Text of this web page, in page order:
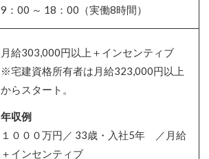
9：00 ～ 18：00（実働8時間）
月給303,000円以上＋インセンティブ
※宅建資格所有者は月給323,000円以上
からスタート。
年収例
１０００万円／ 33歳・入社5年 ／月給
＋インセンティブ